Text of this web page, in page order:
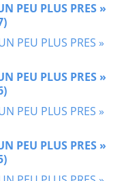
PEU PLUS PRES »
PEU PLUS PRES »
PEU PLUS PRES »